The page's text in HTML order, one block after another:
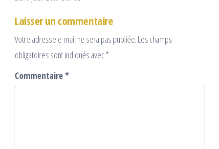
Laisser un commentaire
Votre adresse e-mail ne sera pas publiée. Les champs
obligatoires sont indiqués avec*
Commentaire *